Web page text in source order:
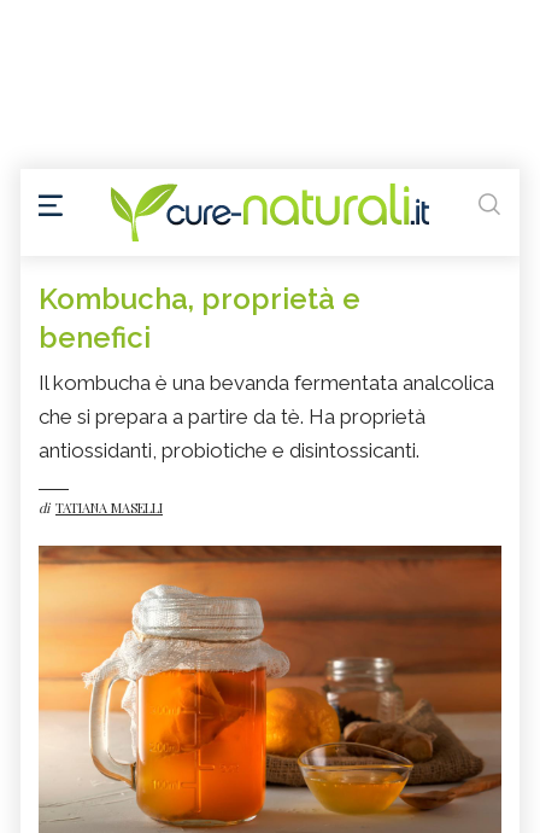
Kombucha, proprietà e
benefici
Il kombucha è una bevanda fermentata analcolica
che si prepara a partire da tè. Ha proprietà
antiossidanti, probiotiche e disintossicanti.
di TATIANA MASELLI